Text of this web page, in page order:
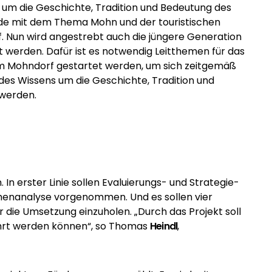
die Geschichte, Tradition und Bedeutung des
mit dem Thema Mohn und der touristischen
wird angestrebt auch die jüngere Generation
Dafür ist es notwendig Leitthemen für das
Mohndorf gestartet werden, um sich zeitgemäß
Wissens um die Geschichte, Tradition und
erster Linie sollen Evaluierungs- und Strategie-
vorgenommen. Und es sollen vier
Umsetzung einzuholen. „Durch das Projekt soll
werden können“, so Thomas Heindl,